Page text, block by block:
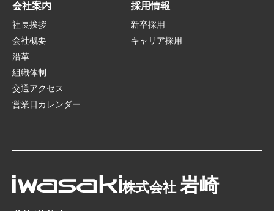
会社案内
社長挨拶
会社概要
沿革
組織体制
交通アクセス
営業日カレンダー
採用情報
新卒採用
キャリア採用
株式会社 岩崎